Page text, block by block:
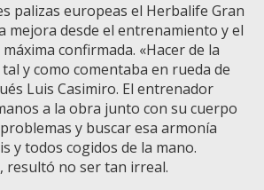
palizas europeas el Herbalife Gran
mejora desde el entrenamiento y el
confirmada. «Hacer de la
y como comentaba en rueda de
Luis Casimiro. El entrenador
a la obra junto con su cuerpo
y buscar esa armonía
y todos cogidos de la mano.
resultó no ser tan irreal.